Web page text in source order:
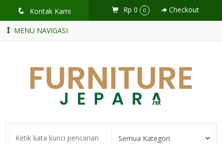
q Kontak Kami Rp 0 0 Checkout
MENU NAVIGASI